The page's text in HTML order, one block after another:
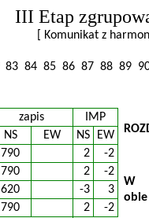
III Etap
[ Komunikat z
83 84 85 86 87 88 89
zapis
IMP
NS EW NS
EW
790 2
-2
790 2
-2
620 -3
3
790 2 -2
W
obie